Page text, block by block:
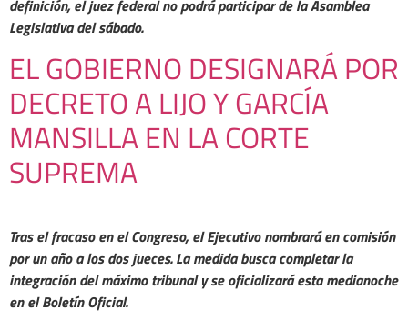
definición, el juez federal no podrá participar de la Asamblea
Legislativa del sábado.
EL GOBIERNO DESIGNARÁ POR
DECRETO A LIJO Y GARCÍA
MANSILLA EN LA CORTE
SUPREMA
Tras el fracaso en el Congreso, el Ejecutivo nombrará en comisión
por un año a los dos jueces. La medida busca completar la
integración del máximo tribunal y se oficializará esta medianoche
en el Boletín Oficial.